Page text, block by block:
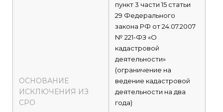
ОСНОВАНИЕ
ИСКЛЮЧЕНИЯ ИЗ
СРО
пункт 3 части 15 статьи
29 Федерального
закона РФ от 24.07.2007
№ 221-ФЗ «О
кадастровой
деятельности»
(ограничение на
ведение кадастровой
деятельности на два
года)